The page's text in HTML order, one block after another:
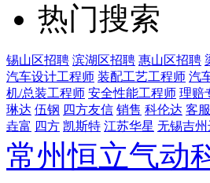
热门搜索
锡山区招聘 滨湖区招聘 惠山区招聘
汽车设计工程师 装配工艺工程师 汽
机/总装工程师 安全性能工程师 理赔
琳达 伍钢 四方友信 销售 科伦达 客服
垚富 四方 凯斯特 江苏华星 无锡吉州
常州恒立气动